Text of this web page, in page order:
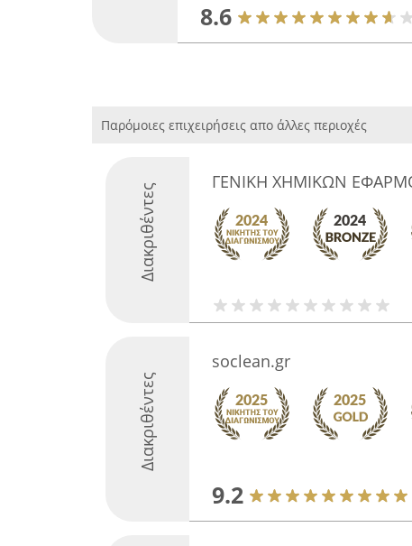
8.6
Παρόμοιες επιχειρήσεις απο άλλες περιοχές
Διακριθέντες
ΓΕΝΙΚΗ ΧΗΜΙΚΩΝ
Διακριθέντες
soclean.gr
9.2